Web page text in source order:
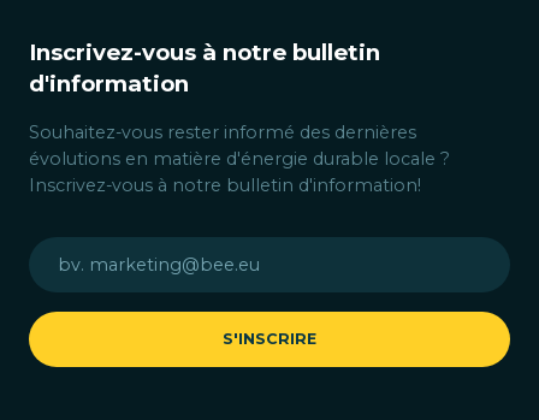
Inscrivez-vous à notre bulletin
d'information
Souhaitez-vous rester informé des dernières
évolutions en matière d'énergie durable locale ?
Inscrivez-vous à notre bulletin d'information!
S'INSCRIRE